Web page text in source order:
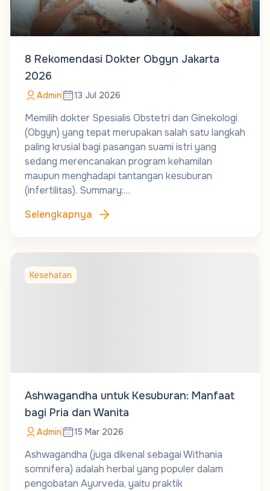
8 Rekomendasi Dokter Obgyn Jakarta
2026
Admin 13 Jul 2026
Memilih dokter Spesialis Obstetri dan Ginekologi
(Obgyn) yang tepat merupakan salah satu langkah
paling krusial bagi pasangan suami istri yang
sedang merencanakan program kehamilan
maupun menghadapi tantangan kesuburan
(infertilitas). Summary:…
Selengkapnya
Kesehatan
Ashwagandha untuk Kesuburan: Manfaat
bagi Pria dan Wanita
Admin 15 Mar 2026
Ashwagandha (juga dikenal sebagai Withania
somnifera) adalah herbal yang populer dalam
pengobatan Ayurveda, yaitu praktik